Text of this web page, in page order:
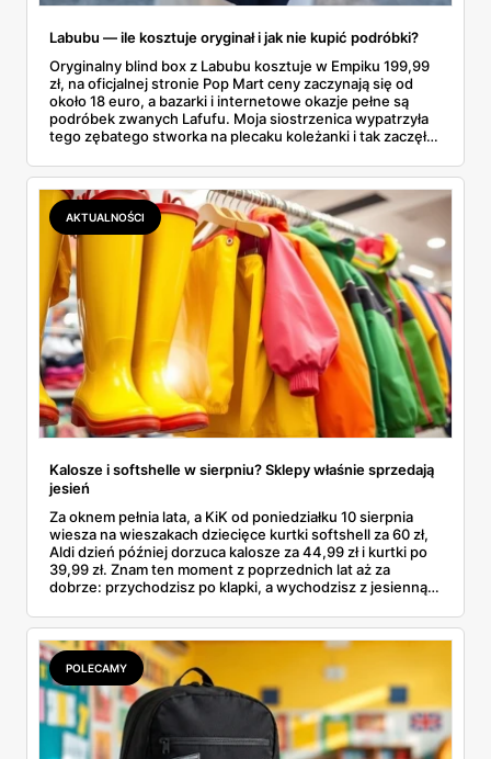
Labubu — ile kosztuje oryginał i jak nie kupić podróbki?
Oryginalny blind box z Labubu kosztuje w Empiku 199,99
zł, na oficjalnej stronie Pop Mart ceny zaczynają się od
około 18 euro, a bazarki i internetowe okazje pełne są
podróbek zwanych Lafufu. Moja siostrzenica wypatrzyła
tego zębatego stworka na plecaku koleżanki i tak zaczęło
kosztuje i po czym poznać, że sprzedawca nie wciska nam
podróbki. Spisałam wszystko, czego się dowiedziałam —
łącznie z jedną wpadką, o której za chwilę.
AKTUALNOŚCI
Kalosze i softshelle w sierpniu? Sklepy właśnie sprzedają
jesień
Za oknem pełnia lata, a KiK od poniedziałku 10 sierpnia
wiesza na wieszakach dziecięce kurtki softshell za 60 zł,
Aldi dzień później dorzuca kalosze za 44,99 zł i kurtki po
39,99 zł. Znam ten moment z poprzednich lat aż za
dobrze: przychodzisz po klapki, a wychodzisz z jesienną
pojawi się w gazetkach w przyszłym tygodniu i czy jest
sens kupować jesień, zanim skończą się wakacje.
POLECAMY